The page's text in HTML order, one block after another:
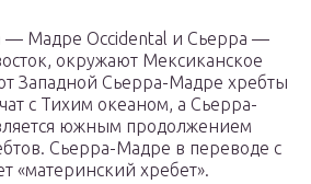
— Мадре Occidental и Сьерра —
окружают Мексиканское
Западной Сьерра-Мадре хребты
с Тихим океаном, а Сьерра-
южным продолжением
Сьерра-Мадре в переводе с
«материнский хребет».